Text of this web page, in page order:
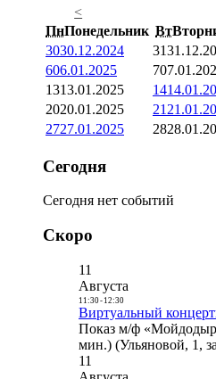
<
ПнПонедельник Вт
3030.12.2024 31
606.01.2025 7
1313.01.2025 14
2020.01.2025 21
2727.01.2025 28
Сегодня
Сегодня нет событий
Скоро
11
Августа
11:30- 12:30
Виртуальный
Показ м/ф
мин.) (Ульяновой, 1,
11